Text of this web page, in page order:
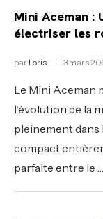
Mini Aceman :
électriser les
par Loris 3 mars
Le Mini Aceman
l’évolution de la
pleinement dans
compact
parfaite entre le …